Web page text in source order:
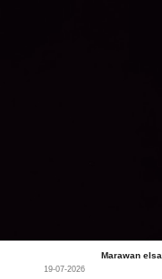
Marawan
19-07-2026